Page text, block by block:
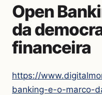
Open
da
financeira
https://
banking-e-o-marco-